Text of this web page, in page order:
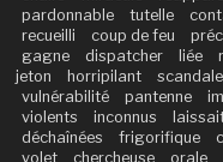
pardonnable
tutelle
recueilli
coup de feu
gagne
dispatcher liée
jeton
horripilant scandale
vulnérabilité
pantenne
violents
inconnus
déchaînées
frigorifique
volet
chercheuse orale